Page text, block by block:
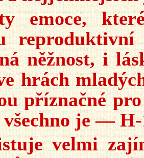
emoce,
něžnost, i
hrách
příznačné
je — H-
velmi